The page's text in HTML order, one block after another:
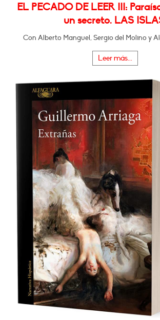
EL PECADO DE LEER III:
un secreto. LAS
Con Alberto Manguel, Sergio del Molino y
Leer más...